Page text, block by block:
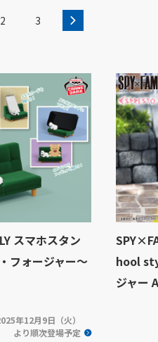
2 3
スマホスタン
フォージャー～
年12月9日（火）
より順次登場予定
hool
ジャー